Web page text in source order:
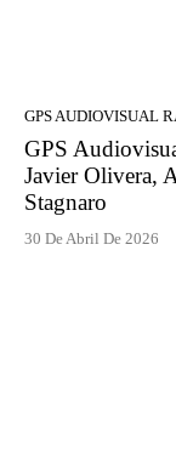
GPS AUDIOVISUAL
GPS
Javier Olivera,
Stagnaro
30 De Abril De 2026